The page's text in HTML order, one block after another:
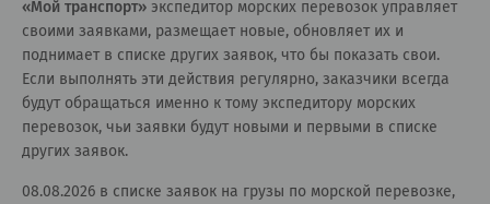
«Мой транспорт» экспедитор морских перевозок управляет
своими заявками, размещает новые, обновляет их и
поднимает в списке других заявок, что бы показать свои.
Если выполнять эти действия регулярно, заказчики всегда
будут обращаться именно к тому экспедитору морских
перевозок, чьи заявки будут новыми и первыми в списке
других заявок.
08.08.2026 в списке заявок на грузы по морской перевозке,